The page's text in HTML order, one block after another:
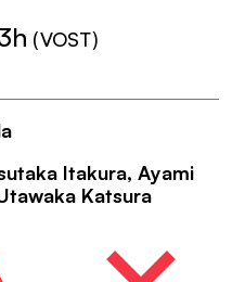
(VOST)
Itakura, Ayami
Katsura